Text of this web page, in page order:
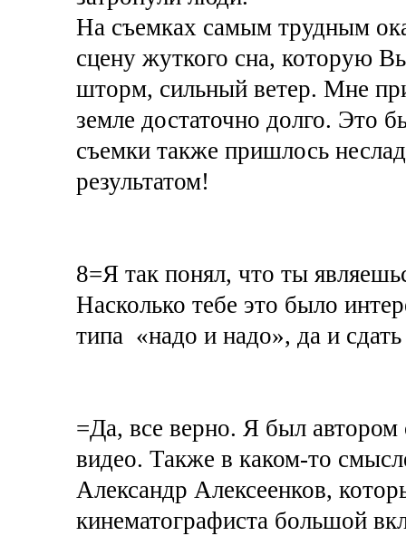
На съемках самым трудным
сцену жуткого сна, которую
шторм, сильный ветер. Мне
земле достаточно долго. Это
съемки также пришлось
результатом!
8=Я так понял, что ты
Насколько тебе это было
типа «надо и надо», да и
=Да, все верно. Я был
видео. Также в каком-то
Александр Алексеенков,
кинематографиста большой